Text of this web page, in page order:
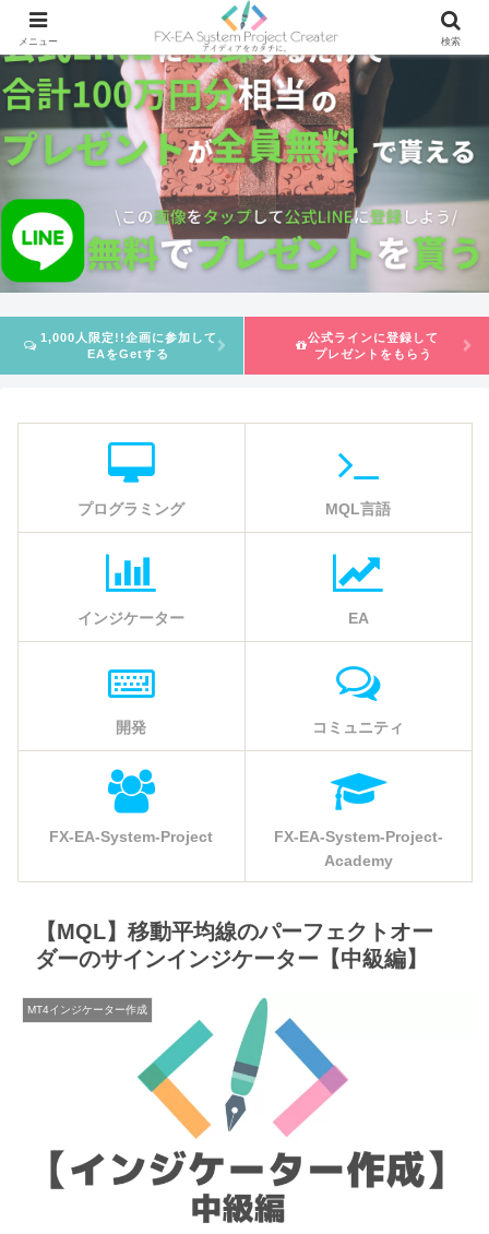
1,000人限定!!企画に参加して
EAをGetする
公式ラインに登録して
プレゼントをもらう
プログラミング MQL言語
インジケーター EA
開発 コミュニティ
FX-EA-System-Project
FX-EA-System-Project-
Academy
【MQL】移動平均線のパーフェクトオー
ダーのサインインジケーター【中級編】
MT4インジケーター作成
メニュー 検索